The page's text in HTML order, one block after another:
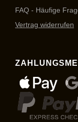
FAQ - Häufige
Vertrag widerrufen